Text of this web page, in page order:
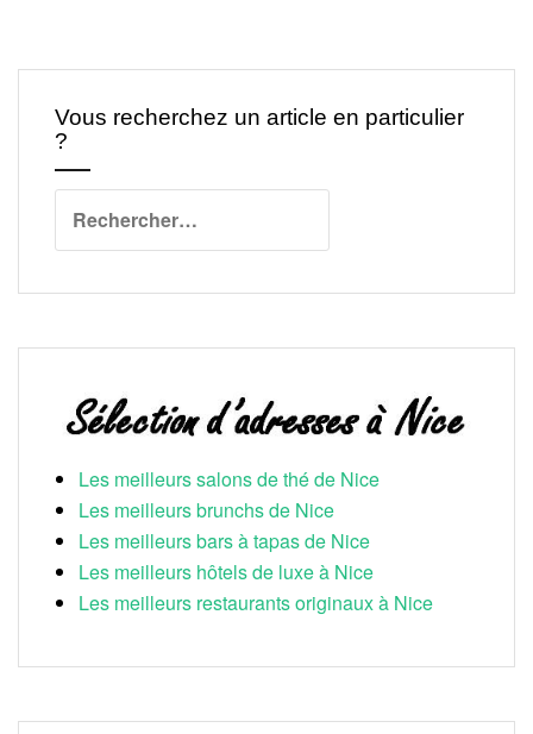
Vous recherchez un article en particulier
?
Les meilleurs salons de thé de Nice
Les meilleurs brunchs de Nice
Les meilleurs bars à tapas de Nice
Les meilleurs hôtels de luxe à Nice
Les meilleurs restaurants originaux à Nice